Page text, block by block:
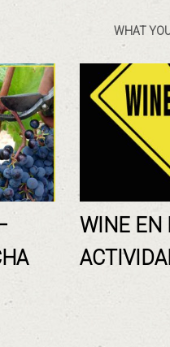
WHAT
WINE EN